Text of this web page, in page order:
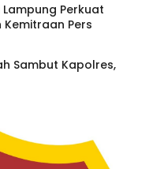
Lampung Perkuat
Pers
Sambut Kapolres,